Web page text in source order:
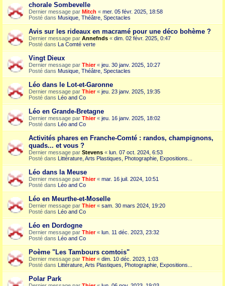
chorale Sombevelle
Dernier message par Mitch « mer. 05 févr. 2025, 18:58
Posté dans Musique, Théâtre, Spectacles
Avis sur les rideaux en macramé pour une déco bohème ?
Dernier message par Annefnds « dim. 02 févr. 2025, 0:47
Posté dans La Comté verte
Vingt Dieux
Dernier message par Thier« jeu. 30 janv. 2025, 10:27
Posté dans Musique, Théâtre, Spectacles
Léo dans le Lot-et-Garonne
Dernier message par Thier« jeu. 23 janv. 2025, 19:35
Posté dans Léo and Co
Léo en Grande-Bretagne
Dernier message par Thier« jeu. 16 janv. 2025, 18:02
Posté dans Léo and Co
Activités phares en Franche-Comté : randos, champignons,
quads... et vous ?
Dernier message par Stevens « lun. 07 oct. 2024, 6:53
Posté dans Littérature, Arts Plastiques, Photographie, Expositions...
Léo dans la Meuse
Dernier message par Thier« mar. 16 juil. 2024, 10:51
Posté dans Léo and Co
Léo en Meurthe-et-Moselle
Dernier message par Thier« sam. 30 mars 2024, 19:20
Posté dans Léo and Co
Léo en Dordogne
Dernier message par Thier« lun. 11 déc. 2023, 23:32
Posté dans Léo and Co
Poème "Les Tambours comtois"
Dernier message par Thier« dim. 10 déc. 2023, 1:03
Posté dans Littérature, Arts Plastiques, Photographie, Expositions...
Polar Park